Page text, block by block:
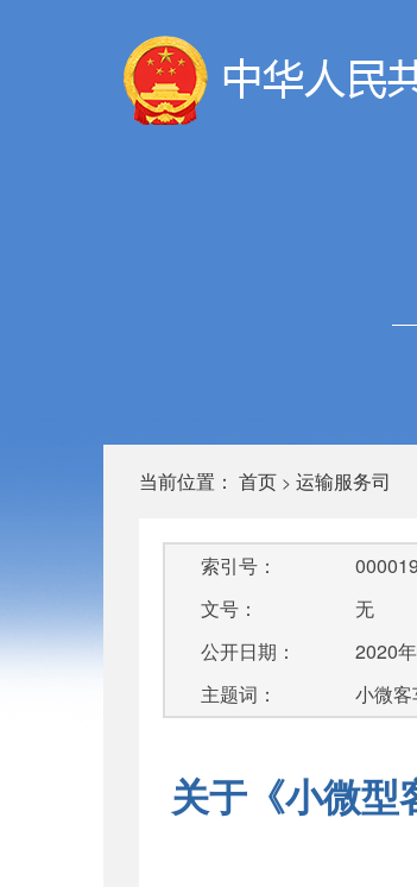
当前位置： 首页 > 运输服务司
索引号：
文号：
无
公开日期：
2020
主题词：
小微
关于《小微型